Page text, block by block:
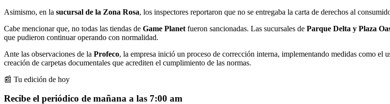
Asimismo, en la sucursal de la Zona Rosa, los inspectores reportaron que no se entregaba la carta de derechos al
Cabe mencionar que, no todas las tiendas de Game Planet fueron sancionadas. Las sucursales de Parque Delta y Plaza
que pudieron continuar operando con normalidad.
Ante las observaciones de la Profeco, la empresa inició un proceso de corrección interna, implementando medidas como
creación de carpetas documentales que acrediten el cumplimiento de las normas.
📰 Tu edición de hoy
Recibe el periódico de mañana a las 7:00 am